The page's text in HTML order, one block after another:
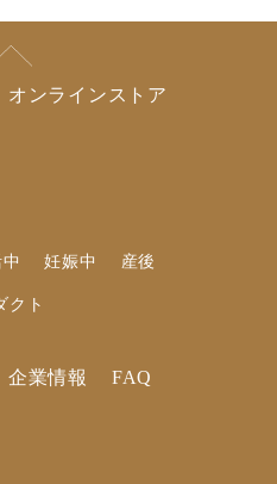
オンラインストア
妊娠中 産後
クト
企業情報 FAQ